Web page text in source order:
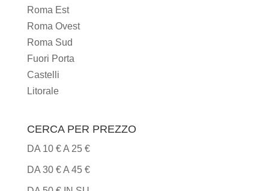
Roma Est
Roma Ovest
Roma Sud
Fuori Porta
Castelli
Litorale
CERCA PER PREZZO
DA 10 € A 25 €
DA 30 € A 45 €